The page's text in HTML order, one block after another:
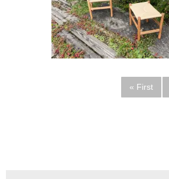
« First